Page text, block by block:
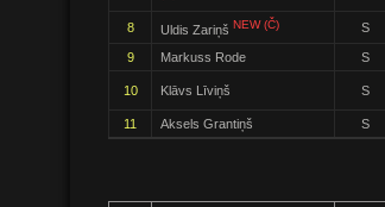
8 Uldis Zariņš NEW (Č) S
9 Markuss Rode S
10 Klāvs Līviņš S
11
Aksels Grantiņš S